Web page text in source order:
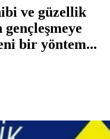
ve güzellik
gençleşmeye
bir yöntem...